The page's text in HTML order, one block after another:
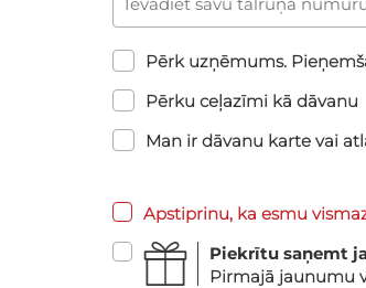
Pērk uzņēmums.
Pērku ceļazīmi kā dāvanu
Man ir dāvanu karte vai
Apstiprinu, ka esmu
Piekrītu saņemt
Pirmajā jaunumu